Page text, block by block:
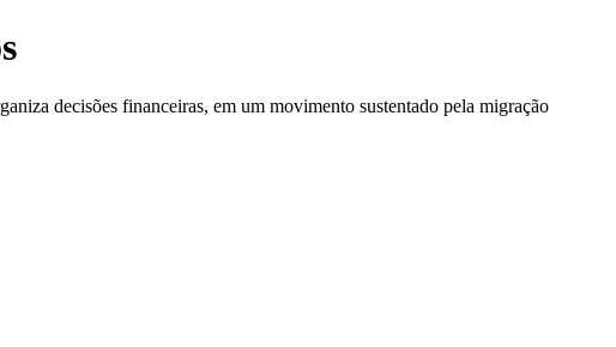
decisões financeiras, em um movimento sustentado pela migração